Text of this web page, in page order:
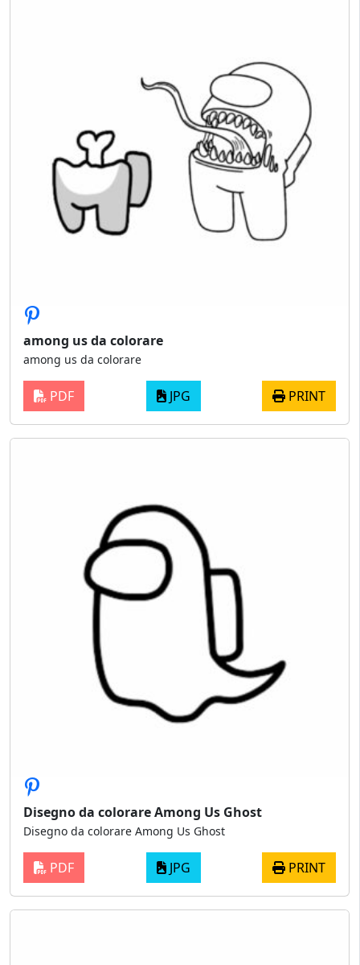
among us da colorare
among us da colorare
PDF JPG PRINT
Disegno da colorare Among Us Ghost
Disegno da colorare Among Us Ghost
PDF JPG PRINT